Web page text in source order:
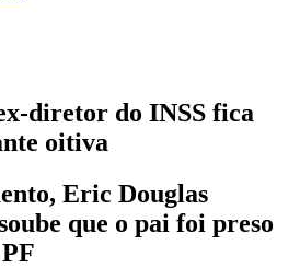
diretor do INSS fica
oitiva
Eric Douglas
que o pai foi preso